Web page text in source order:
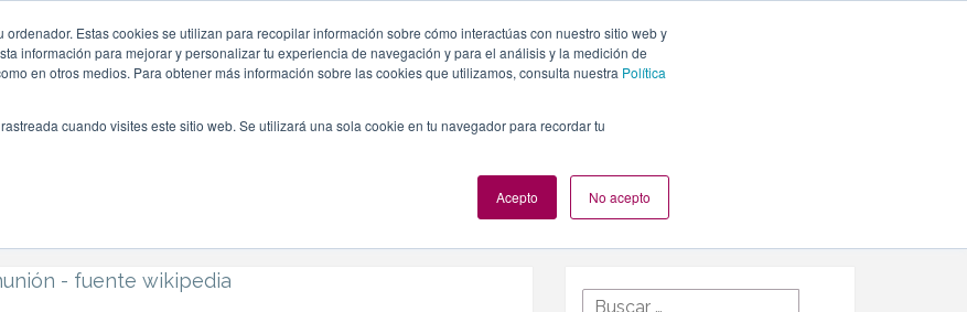
ordenador. Estas cookies se utilizan para recopilar información sobre cómo interactúas con nuestro sitio web y
información para mejorar y personalizar tu experiencia de navegación y para el análisis y la medición de
en otros medios. Para obtener más información sobre las cookies que utilizamos, consulta nuestra Política
cuando visites este sitio web. Se utilizará una sola cookie en tu navegador para recordar tu
Acepto No acepto
INICIO QUIÉNES SOMOS TE OFRECEMOS PLANES NUESTROS EVENTOS
Buscar